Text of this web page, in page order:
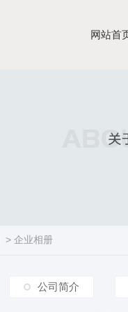
网站首
> 企业相册
公司简介